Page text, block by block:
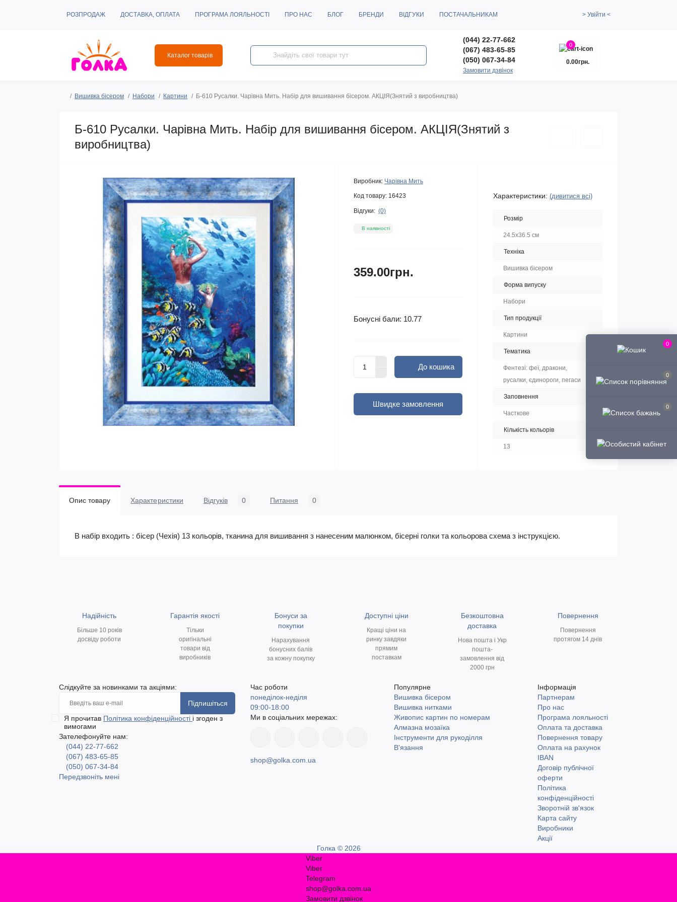
0
0
0
РОЗПРОДАЖ ДОСТАВКА, ОПЛАТА ПРОГРАМА ЛОЯЛЬНОСТІ ПРО НАС БЛОГ БРЕНДИ ВІДГУКИ ПОСТАЧАЛЬНИКАМ > Увійти <
Каталог товарів
(044) 22-77-662
(067) 483-65-85
(050) 067-34-84
Замовити дзвінок
0
0.00грн.
Вишивка бісером Набори Картини Б-610 Русалки. Чарівна Мить. Набір для вишивання бісером. АКЦІЯ(Знятий з виробництва)
Б-610 Русалки. Чарівна Мить. Набір для вишивання бісером. АКЦІЯ(Знятий з
виробництва)
Виробник: Чарівна Мить
Код товару: 16423
Відгуки: (0)
В наявності
359.00грн.
Бонусні бали: 10.77
До кошика
Швидке замовлення
Характеристики: (дивитися всі)
Розмір
24.5x36.5 см
Техніка
Вишивка бісером
Форма випуску
Набори
Тип продукції
Картини
Тематика
Фентезі: феї, дракони,
русалки, єдинороги, пегаси
Заповнення
Часткове
Кількість кольорів
13
Опис товару Характеристики Відгуків 0 Питання 0
В набір входить : бісер (Чехія) 13 кольорів, тканина для вишивання з нанесеним малюнком, бісерні голки та кольорова схема з інструкцією.
Надійність
Більше 10 років
досвіду роботи
Гарантія якості
Тільки
оригінальні
товари від
виробників
Бонуси за
покупки
Нарахування
бонусних балів
за кожну покупку
Доступні ціни
Кращі ціни на
ринку завдяки
прямим
поставкам
Безкоштовна
доставка
Нова пошта і Укр
пошта-
замовлення від
2000 грн
Повернення
Повернення
протягом 14 днів
Слідкуйте за новинками та акціями:
Підпишіться
Я прочитав Політика конфіденційності і згоден з
вимогами
Зателефонуйте нам:
(044) 22-77-662
(067) 483-65-85
(050) 067-34-84
Передзвоніть мені
Час роботи
понеділок-неділя
09:00-18:00
Ми в соціальних мережах:
shop@golka.com.ua
Популярне
Вишивка бісером
Вишивка нитками
Живопис картин по номерам
Алмазна мозаїка
Інструменти для рукоділля
В'язання
Інформація
Партнерам
Про нас
Програма лояльності
Оплата та доставка
Повернення товару
Оплата на рахунок
IBAN
Договір публічної
оферти
Політика
конфіденційності
Зворотній зв'язок
Карта сайту
Виробники
Акції
Голка © 2026
Viber
Viber
Telegram
shop@golka.com.ua
Замовити дзвінок